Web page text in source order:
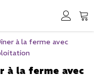
à la ferme avec
à la ferme avec